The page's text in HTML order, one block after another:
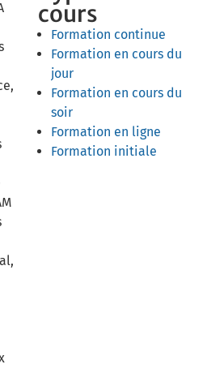
cours
Formation continue
Formation en cours du
jour
Formation en cours du
soir
Formation en ligne
Formation initiale